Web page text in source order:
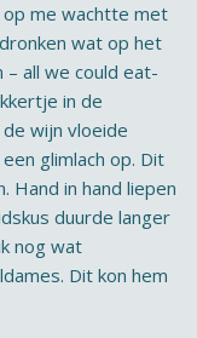
me wachtte met
wat op het
all we could eat-
in de
wijn vloeide
glimlach op. Dit
Hand in hand liepen
duurde langer
nog wat
Dit kon hem